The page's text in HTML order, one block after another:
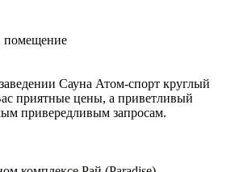
помещение
Сауна Атом-спорт круглый
приятные цены, а приветливый
привередливым запросам.